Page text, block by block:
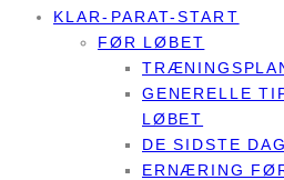
KLAR-PARAT-START
FØR LØBET
GENERELLE
LØBET
DE SIDSTE
ERNÆRING